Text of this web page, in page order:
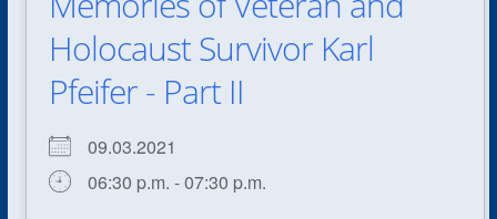
Holocaust Survivor Karl
Pfeifer - Part II
09.03.2021
06:30 p.m. - 07:30 p.m.